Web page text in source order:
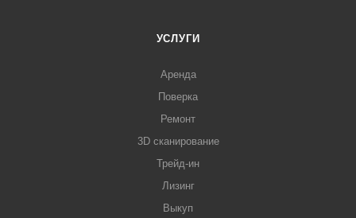
УСЛУГИ
Аренда
Поверка
Ремонт
3D сканирование
Трейд-ин
Лизинг
Выкуп